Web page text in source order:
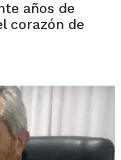
años de
corazón de